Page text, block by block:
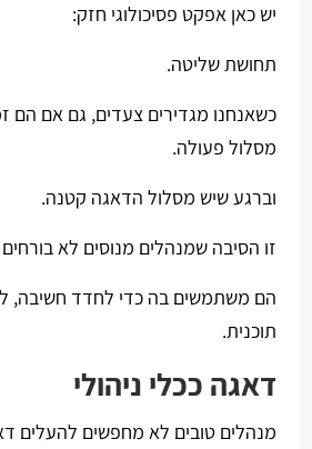
יש כאן אפקט פסיכולוגי חזק:
תחושת שליטה.
כשאנחנו מגדירים צעדים, גם אם הם
מסלול פעולה.
וברגע שיש מסלול הדאגה קטנה.
זו הסיבה שמנהלים מנוסים לא
הם משתמשים בה כדי לחדד חשיבה,
תוכנית.
דאגה ככלי ניהולי
מנהלים טובים לא מחפשים להעלים